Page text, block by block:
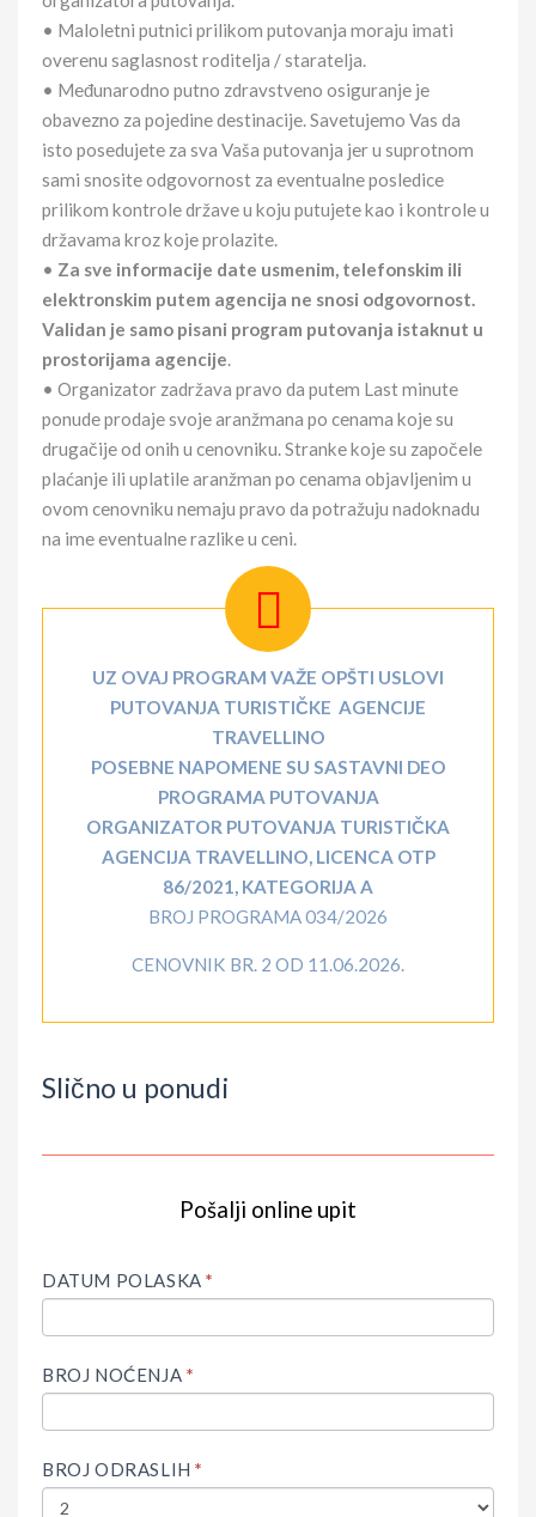
• Maloletni putnici prilikom putovanja moraju imati
overenu saglasnost roditelja / staratelja.
• Međunarodno putno zdravstveno osiguranje je
obavezno za pojedine destinacije. Savetujemo Vas da
isto posedujete za sva Vaša putovanja jer u suprotnom
sami snosite odgovornost za eventualne posledice
prilikom kontrole države u koju putujete kao i kontrole u
državama kroz koje prolazite.
• Za sve informacije date usmenim, telefonskim ili
elektronskim putem agencija ne snosi odgovornost.
Validan je samo pisani program putovanja istaknut u
prostorijama agencije.
• Organizator zadržava pravo da putem Last minute
ponude prodaje svoje aranžmana po cenama koje su
drugačije od onih u cenovniku. Stranke koje su započele
plaćanje ili uplatile aranžman po cenama objavljenim u
ovom cenovniku nemaju pravo da potražuju nadoknadu
na ime eventualne razlike u ceni.
UZ OVAJ PROGRAM VAŽE OPŠTI USLOVI
PUTOVANJA TURISTIČKE AGENCIJE
TRAVELLINO
POSEBNE NAPOMENE SU SASTAVNI DEO
PROGRAMA PUTOVANJA
ORGANIZATOR PUTOVANJA TURISTIČKA
AGENCIJA TRAVELLINO, LICENCA OTP
86/2021, KATEGORIJA A
BROJ PROGRAMA 034/2026
CENOVNIK BR. 2 OD 11.06.2026.
Slično u ponudi
Pošalji online upit
DATUM POLASKA*
BROJ NOĆENJA *
BROJ ODRASLIH*
HUMAN,
THIS
BLANK.